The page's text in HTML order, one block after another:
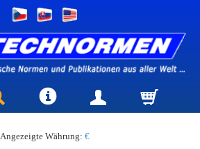
Angezeigte Währung: €